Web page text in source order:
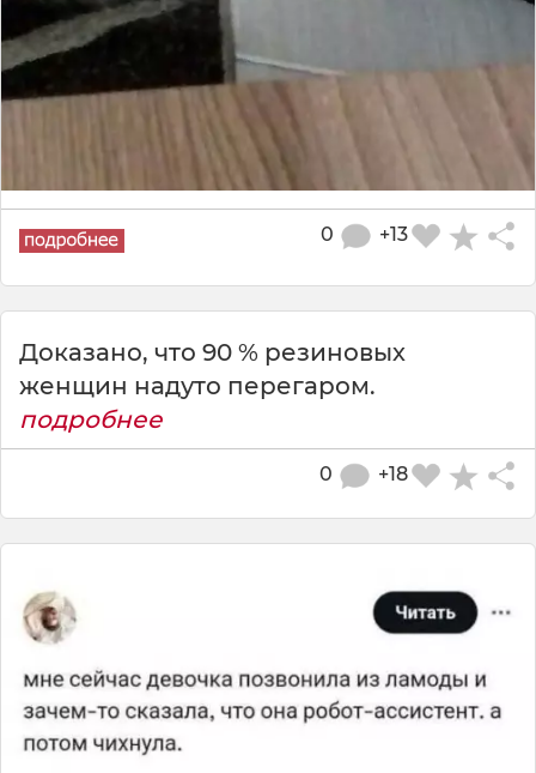
+13
0
Доказано, что 90 % резиновых
женщин надуто перегаром.
подробнее
+18
0